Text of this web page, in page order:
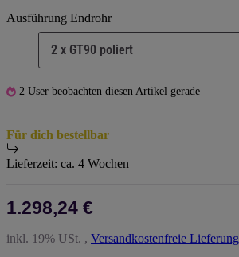
Ausführung Endrohr
2 x GT90 poliert
2 User beobachten diesen Artikel gerade
Für dich bestellbar
Lieferzeit: ca. 4 Wochen
1.298,24 €
inkl. 19% USt. , Versandkostenfreie Lieferung